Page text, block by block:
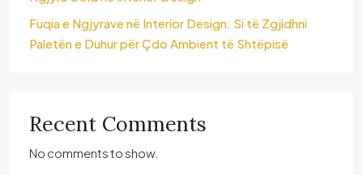
Fuqia e Ngjyrave në Interior Design: Si të Zgjidhni
Paletën e Duhur për Çdo Ambient të Shtëpisë
Recent Comments
No comments to show.